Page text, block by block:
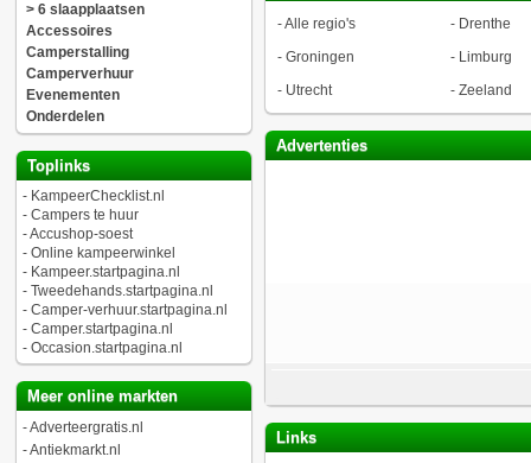
> 6 slaapplaatsen
Accessoires
Camperstalling
Camperverhuur
Evenementen
Onderdelen
Toplinks
- KampeerChecklist.nl
- Campers te huur
-Accushop-soest
- Online kampeerwinkel
- Kampeer.startpagina.nl
- Tweedehands.startpagina.nl
- Camper-verhuur.startpagina.nl
- Camper.startpagina.nl
- Occasion.startpagina.nl
Meer online markten
-Adverteergratis.nl
-Antiekmarkt.nl
-Alle regio's - Drenthe
- Groningen - Limburg
- Utrecht - Zeeland
Advertenties
Links